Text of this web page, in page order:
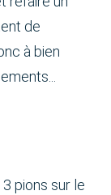
de
à bien
pions sur le